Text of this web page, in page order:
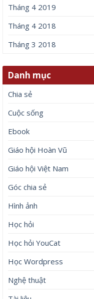
Tháng 4 2019
Tháng 4 2018
Tháng 3 2018
Danh mục
Chia sẻ
Cuộc sống
Ebook
Giáo hội Hoàn Vũ
Giáo hội Việt Nam
Góc chia sẻ
Hình ảnh
Học hỏi
Học hỏi YouCat
Học Wordpress
Nghệ thuật